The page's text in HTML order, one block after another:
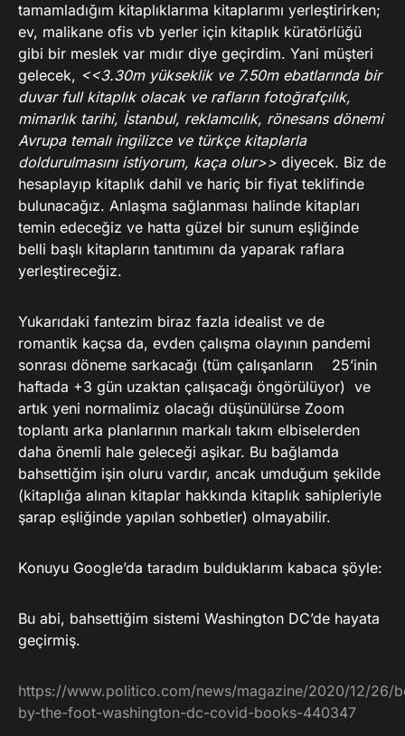
tamamladığım kitaplıklarıma kitaplarımı yerleştirirken;
ev, malikane ofis vb yerler için kitaplık küratörlüğü
gibi bir meslek var mıdır diye geçirdim. Yani müşteri
gelecek, <<3.30m yükseklik ve 7.50m ebatlarında bir
duvar full kitaplık olacak ve rafların fotoğrafçılık,
mimarlık tarihi, İstanbul, reklamcılık, rönesans dönemi
Avrupa temalı ingilizce ve türkçe kitaplarla
doldurulmasını istiyorum, kaça olur>> diyecek. Biz de
hesaplayıp kitaplık dahil ve hariç bir fiyat teklifinde
bulunacağız. Anlaşma sağlanması halinde kitapları
temin edeceğiz ve hatta güzel bir sunum eşliğinde
belli başlı kitapların tanıtımını da yaparak raflara
yerleştireceğiz.
Yukarıdaki fantezim biraz fazla idealist ve de
romantik kaçsa da, evden çalışma olayının pandemi
sonrası döneme sarkacağı (tüm çalışanların
25’inin
haftada +3 gün uzaktan çalışacağı öngörülüyor) ve
artık yeni normalimiz olacağı düşünülürse Zoom
toplantı arka planlarının markalı takım elbiselerden
daha önemli hale geleceği aşikar. Bu bağlamda
bahsettiğim işin oluru vardır, ancak umduğum şekilde
(kitaplığa alınan kitaplar hakkında kitaplık sahipleriyle
şarap eşliğinde yapılan sohbetler) olmayabilir.
Konuyu Google’da taradım bulduklarım kabaca şöyle:
Bu abi, bahsettiğim sistemi Washington DC’de hayata
geçirmiş.
https://www.politico.com/news/magazine/2020/12/26/
by-the-foot-washington-dc-covid-books-440347